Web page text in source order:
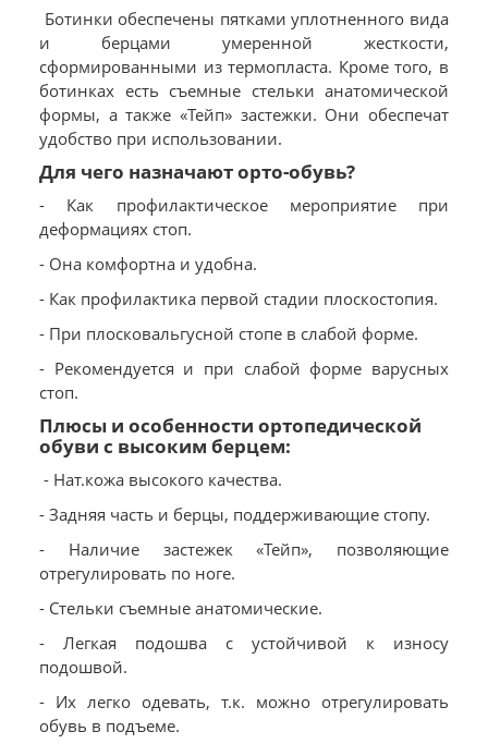
Ботинки обеспечены пятками уплотненного вида
и берцами умеренной жесткости,
сформированными из термопласта. Кроме того, в
ботинках есть съемные стельки анатомической
формы, а также «Тейп» застежки. Они обеспечат
удобство при использовании.
Для чего назначают орто-обувь?
- Как профилактическое мероприятие при
деформациях стоп.
- Она комфортна и удобна.
- Как профилактика первой стадии плоскостопия.
- При плосковальгусной стопе в слабой форме.
- Рекомендуется и при слабой форме варусных
стоп.
Плюсы и особенности ортопедической
обуви с высоким берцем:
- Нат.кожа высокого качества.
- Задняя часть и берцы, поддерживающие стопу.
- Наличие застежек «Тейп», позволяющие
отрегулировать по ноге.
- Стельки съемные анатомические.
- Легкая подошва с устойчивой к износу
подошвой.
- Их легко одевать, т.к. можно отрегулировать
обувь в подъеме.